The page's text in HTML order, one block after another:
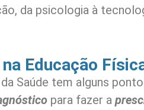
da psicologia à
Educação
Saúde tem alguns
para fazer a